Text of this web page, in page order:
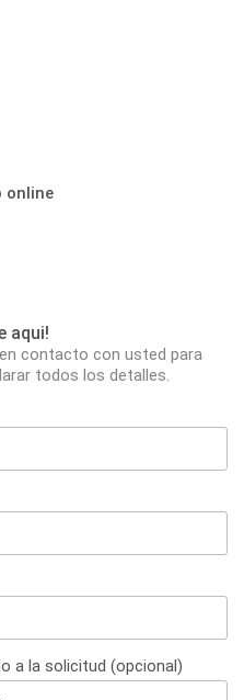
online
aqui!
contacto con usted para
todos los detalles.
a la solicitud (opcional)